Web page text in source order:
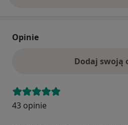
Opinie
Dodaj swoją
43 opinie